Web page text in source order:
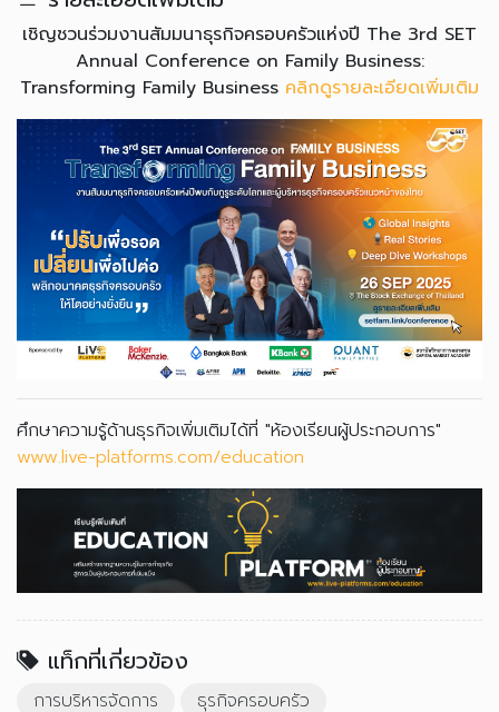
เชิญชวนร่วมงานสัมมนาธุรกิจครอบครัวแห่งปี The 3rd SET
Annual Conference on Family Business:
Transforming Family Business คลิกดูรายละเอียดเพิ่มเติม
ศึกษาความรู้ด้านธุรกิจเพิ่มเติมได้ที่ "ห้องเรียนผู้ประกอบการ"
www.live-platforms.com/education
แท็กที่เกี่ยวข้อง
การบริหารจัดการ ธุรกิจครอบครัว